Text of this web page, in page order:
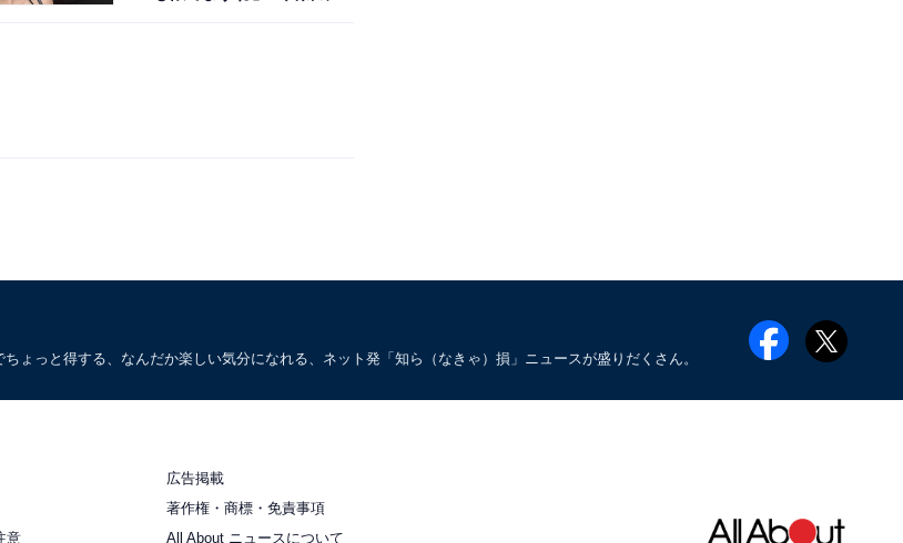
ょっと得する、なんだか楽しい気分になれる、ネット発「知ら（なきゃ）損」ニュースが盛りだくさん。
広告掲載
著作権・商標・免責事項
意
All About ニュースについて